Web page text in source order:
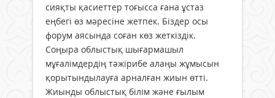
сияқты қасиеттер тоғысса ғана ұстаз
еңбегі өз мәресіне жетпек. Біздер осы
форум аясында соған көз жеткіздік.
Соңыра облыстық шығармашыл
мұғалімдердің тәжірибе алаңы жұмысын
қорытындылауға арналған жиын өтті.
Жиынды облыстық білім және ғылым